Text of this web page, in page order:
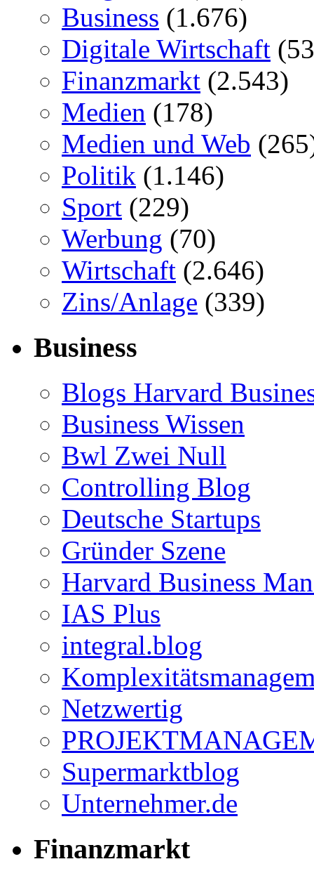
Business (1.676)
Digitale Wirtschaft
Finanzmarkt (2.543)
Medien (178)
Medien und Web
Politik (1.146)
Sport (229)
Werbung (70)
Wirtschaft (2.646)
Zins/Anlage (339)
Business
Blogs Harvard
Business Wissen
Bwl Zwei Null
Controlling Blog
Deutsche Startups
Gründer Szene
Harvard Business
IAS Plus
integral.blog
Netzwertig
Supermarktblog
Unternehmer.de
Finanzmarkt